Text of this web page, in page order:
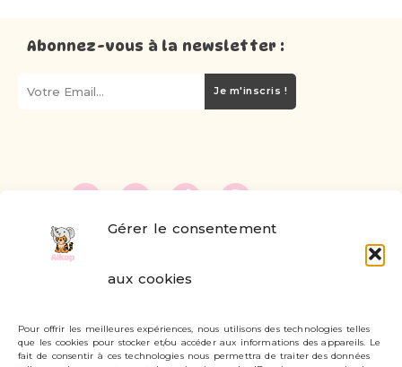
Gérer le consentement
aux cookies
Pour offrir les meilleures expériences, nous utilisons des technologies telles
que les cookies pour stocker et/ou accéder aux informations des appareils. Le
fait de consentir à ces technologies nous permettra de traiter des données
Abonnez-vous à la newsletter :
Je m'inscris !
Livraisons et retours